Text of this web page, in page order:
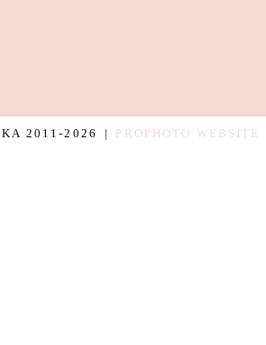
2011-2026 | PROPHOTO WEBSITE